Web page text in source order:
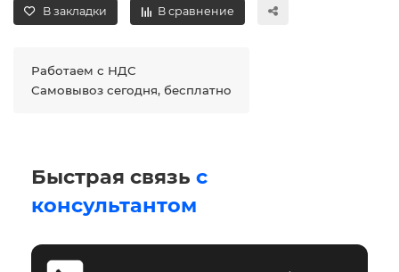
В закладки В сравнение
Работаем с НДС
Самовывоз сегодня, бесплатно
Быстрая связь с
консультантом